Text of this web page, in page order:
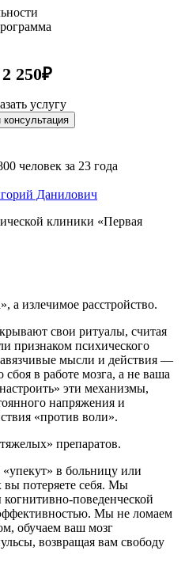
250₽
услугу
человек за 23 года
Данилович
клиники «Первая
а излечимое расстройство.
свои ритуалы, считая
признаком психического
мысли и действия —
сбоя в работе мозга, а не ваша
эти механизмы,
напряжения и
«против воли».
препаратов.
в больницу или
вы потеряете себя. Мы
поведенческой
Мы не ломаем
обучаем ваш мозг
возвращая вам свободу